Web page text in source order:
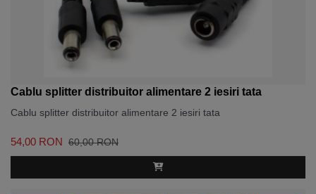
Cablu splitter distribuitor alimentare 2 iesiri tata
Cablu splitter distribuitor alimentare 2 iesiri tata
54,00 RON 60,00 RON